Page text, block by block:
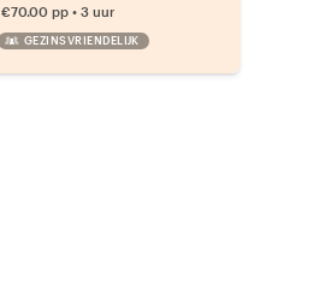
€70.00 pp• 3 uur
GEZINSVRIENDELIJK